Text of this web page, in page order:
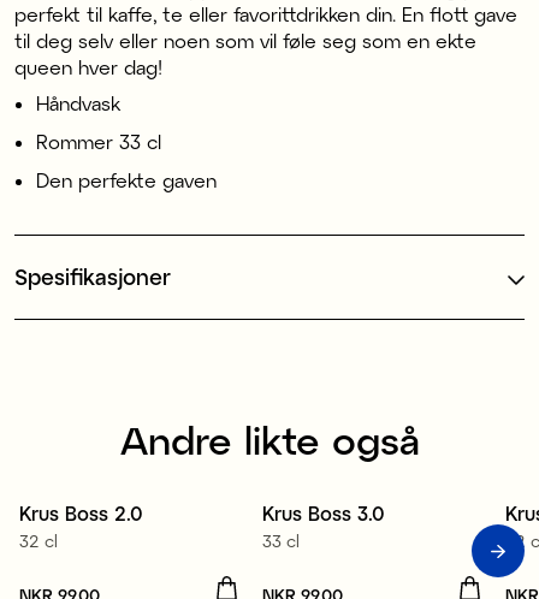
perfekt til kaffe, te eller favorittdrikken din. En flott gave
til deg selv eller noen som vil føle seg som en ekte
queen hver dag!
Håndvask
Rommer 33 cl
Den perfekte gaven
Spesifikasjoner
Andre likte også
Krus Boss 2.0
32 cl
NKR 99,00
Krus Boss 3.0
33 cl
NKR 99,00
32